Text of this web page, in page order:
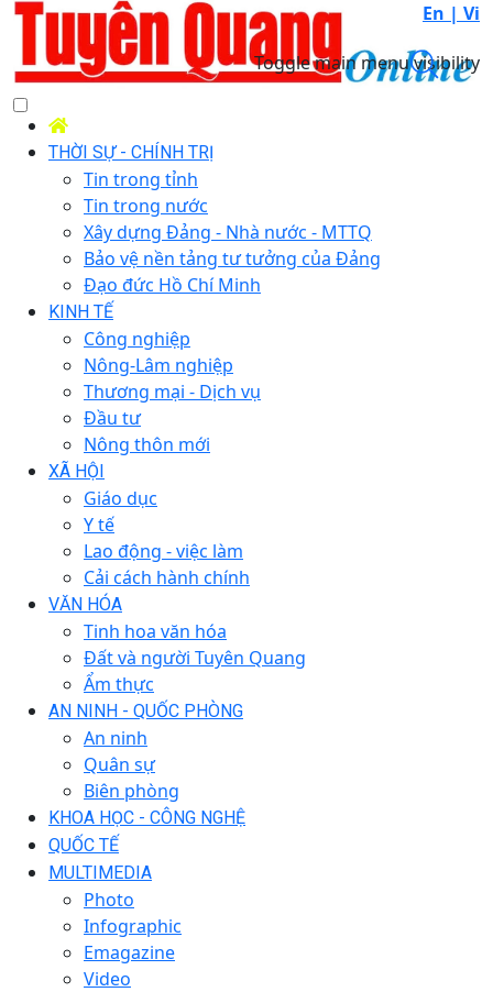
En | Vi
Toggle main menu visibility
THỜI SỰ - CHÍNH TRỊ
Tin trong tỉnh
Tin trong nước
Xây dựng Đảng - Nhà nước - MTTQ
Bảo vệ nền tảng tư tưởng của Đảng
Đạo đức Hồ Chí Minh
KINH TẾ
Công nghiệp
Nông-Lâm nghiệp
Thương mại - Dịch vụ
Đầu tư
Nông thôn mới
XÃ HỘI
Giáo dục
Y tế
Lao động - việc làm
Cải cách hành chính
VĂN HÓA
Tinh hoa văn hóa
Đất và người Tuyên Quang
Ẩm thực
AN NINH - QUỐC PHÒNG
An ninh
Quân sự
Biên phòng
KHOA HỌC - CÔNG NGHỆ
QUỐC TẾ
MULTIMEDIA
Photo
Infographic
Emagazine
Video